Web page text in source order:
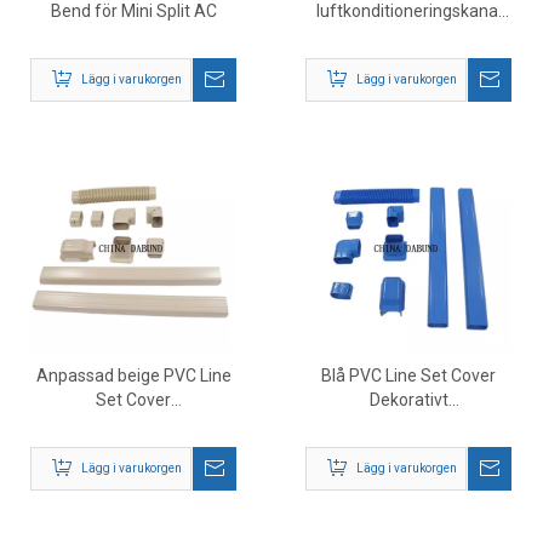
Bend för Mini Split AC
Lägg i varukorgen
luftkonditioneringskanal
Kit
Lägg i varukorgen
Anpassad beige PVC Line
Set Cover
Line Set Pipe Cover
Lägg i varukorgen
Blå PVC Line Set Cover
Dekorativt
Lägg i varukorgen